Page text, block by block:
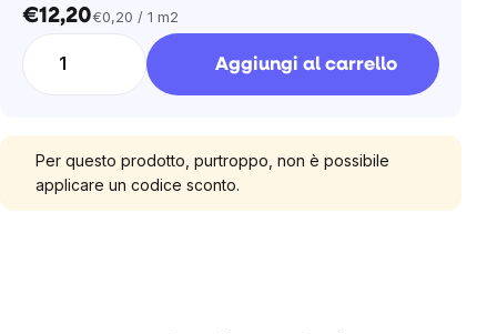
€12,20Prezzo
€0,20 / 1 m2
Aggiungi al carrello
Per questo prodotto, purtroppo, non è possibile
applicare un codice sconto.